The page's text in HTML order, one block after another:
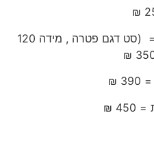
• שולחן אוכל קטן + 4 כיסאות = (סט דגם פטרה , מידה 120